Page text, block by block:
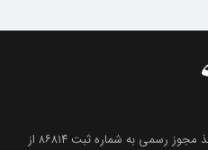
با اخذ مجوز رسمی به شماره ثبت ۸۶۸۱۴ از